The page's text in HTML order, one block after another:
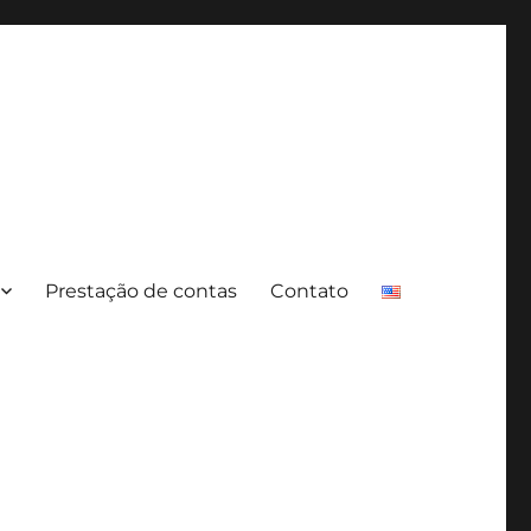
Prestação de contas Contato